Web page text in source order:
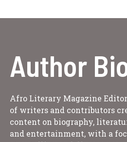
Author
Afro Literary Magazine
of writers and contributors
content on biography,
and entertainment, with a